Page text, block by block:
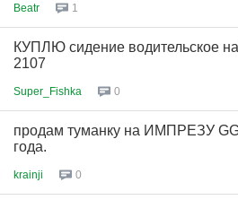
Beatr 1
КУПЛЮ сидение водительское
2107
Super_Fishka 0
продам туманку на ИМПРЕЗУ
года.
krainji 0